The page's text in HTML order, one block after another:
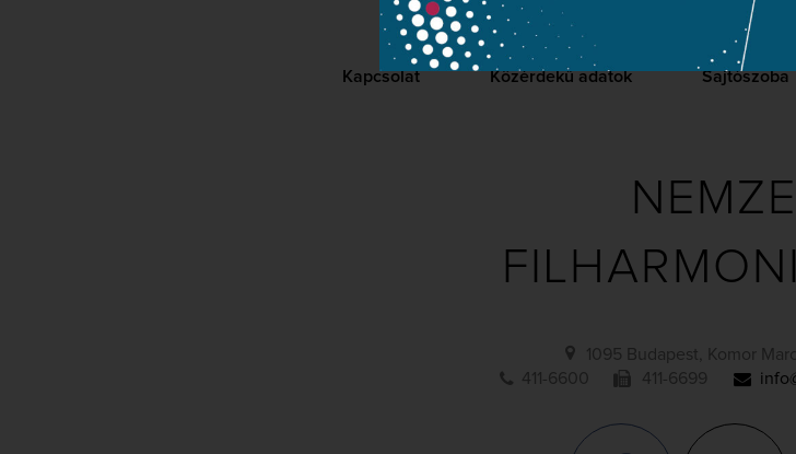
Kapcsolat Közérdekű adatok Sajtószoba
1095 Budapest, Komor
411-6600
411-6699